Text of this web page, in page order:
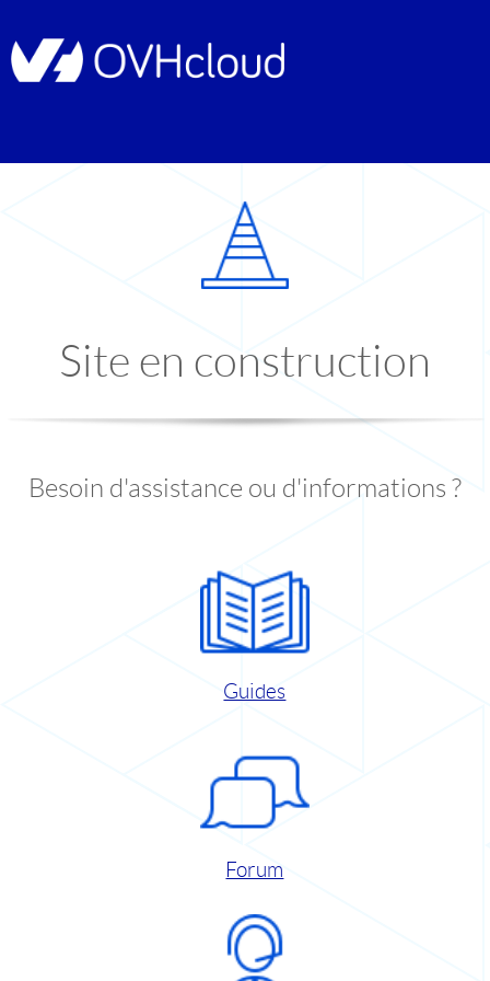
Site en construction
Besoin d'assistance ou d'informations ?
Guides
Forum